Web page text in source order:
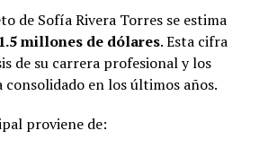
de Sofía Rivera Torres se estima
1.5 millones de dólares. Esta cifra
de su carrera profesional y los
consolidado en los últimos años.
proviene de: